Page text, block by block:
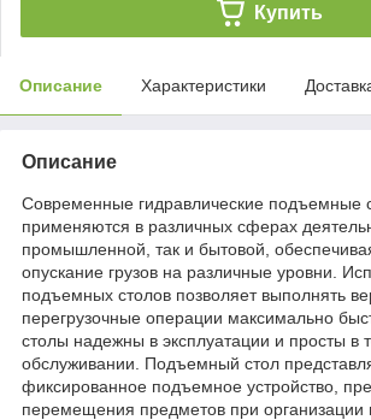
Купить
Описание Характеристики
Описание
Современные гидравлические подъемные
применяются в различных сферах
промышленной, так и бытовой,
опускание грузов на различные уровни.
подъемных столов позволяет выполнять
перегрузочные операции максимально
столы надежны в эксплуатации и просты в
обслуживании. Подъемный стол
фиксированное подъемное устройство,
перемещения предметов при организации